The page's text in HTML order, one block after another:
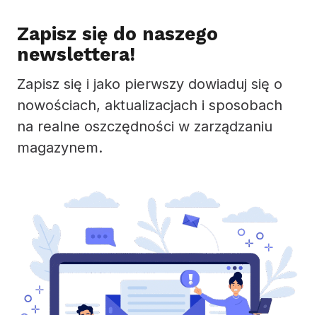
Zapisz się do naszego
newslettera!
Zapisz się i jako pierwszy dowiaduj się o
nowościach, aktualizacjach i sposobach
na realne oszczędności w zarządzaniu
magazynem.